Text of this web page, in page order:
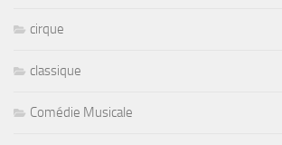
cirque
classique
Comédie Musicale